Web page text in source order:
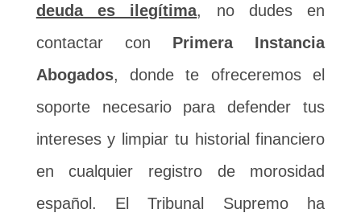
deuda es ilegítima, no dudes en
contactar con Primera Instancia
Abogados, donde te ofreceremos el
soporte necesario para defender tus
intereses y limpiar tu historial financiero
en cualquier registro de morosidad
español. El Tribunal Supremo ha